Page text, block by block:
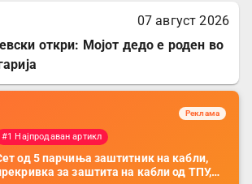
07 август 2026
откри: Мојот дедо е роден во
Реклама
#1 Најпродаван артикл
од 5 парчиња заштитник на кабли,
за заштита на кабли од ТПУ,